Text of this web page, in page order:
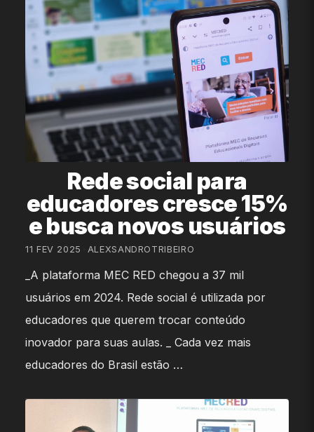
Rede social para
educadores cresce 15%
e busca novos usuários
11 FEV 2025 ALEXSANDROTRIBEIRO
_A plataforma MEC RED chegou a 37 mil
usuários em 2024. Rede social é utilizada por
educadores que querem trocar conteúdo
inovador para suas aulas. _ Cada vez mais
educadores do Brasil estão …